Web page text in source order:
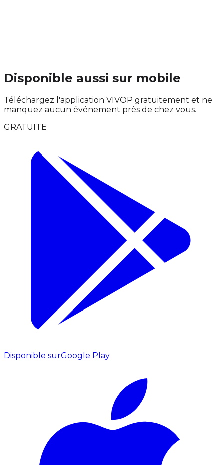
Disponible aussi sur mobile
Téléchargez l'application VIVOP gratuitement et ne
manquez aucun événement près de chez vous.
GRATUITE
Disponible surGoogle Play